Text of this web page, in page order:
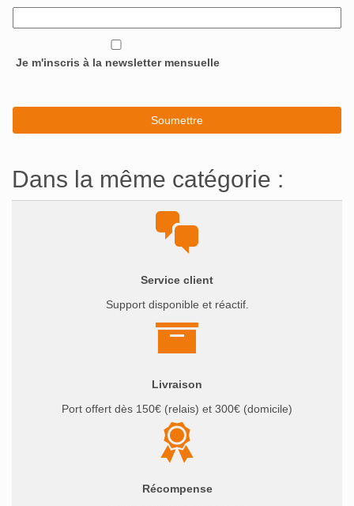
Je m'inscris à la newsletter mensuelle
Dans la même catégorie :
Service client
Support disponible et réactif.
Livraison
Port offert dès 150€ (relais) et 300€ (domicile)
Récompense